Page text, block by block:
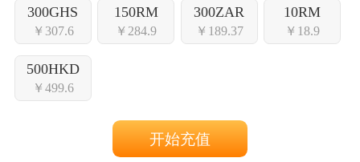
300GHS
￥307.6
150RM
￥284.9
300ZAR
￥189.37
10RM
￥18.9
500HKD
￥499.6
开始充值